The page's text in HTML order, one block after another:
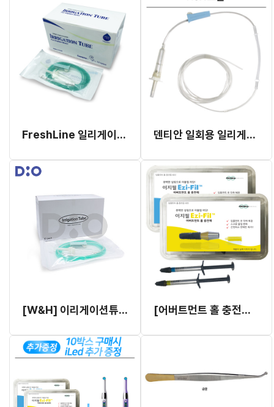
FreshLine 일리게이션 튜브 W&H용 (#267958) 덴티안 일회용 일리게이션 튜브 (NSK 호환)(국산)
[W&H] 이리게이션튜브-일회용 (DU001) 주수튜브 10 개입 [어버트먼트 홀 충전재] 이지-필